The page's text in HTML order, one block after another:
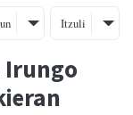
Itzuli
Irungo